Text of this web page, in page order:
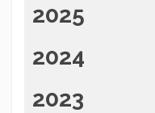
2025
2024
2023